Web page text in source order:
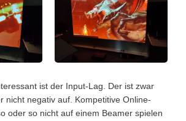
ist der Input-Lag. Der ist zwar
nicht negativ auf. Kompetitive Online-
oder so nicht auf einem Beamer spielen